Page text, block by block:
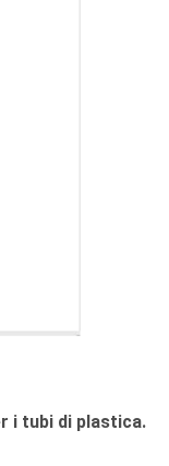
i tubi di plastica.